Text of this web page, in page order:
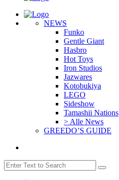
NEWS
Funko
Gentle Giant
Hasbro
Hot Toys
Iron Studios
Jazwares
Kotobukiya
LEGO
Sideshow
Tamashii Nations
> Alle News
GREEDO’S GUIDE